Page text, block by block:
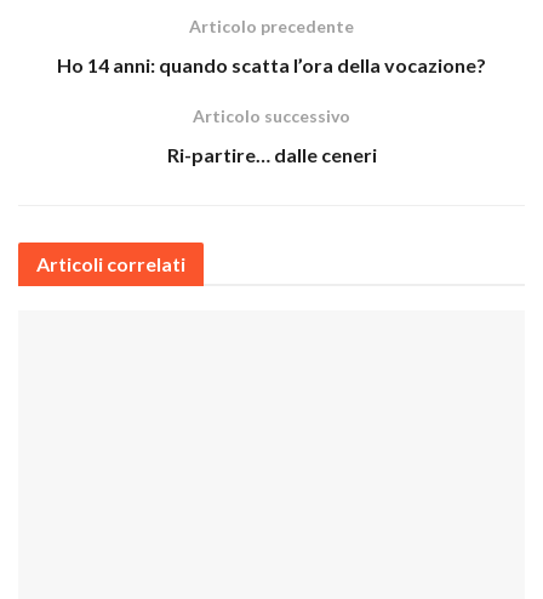
Articolo precedente
Ho 14 anni: quando scatta l’ora della vocazione?
Articolo successivo
Ri-partire… dalle ceneri
Articoli correlati